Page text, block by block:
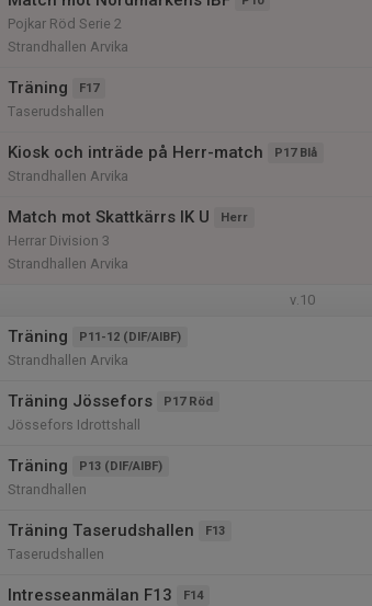
Pojkar Röd Serie 2
Strandhallen Arvika
Träning F17
Taserudshallen
Kiosk och inträde på Herr-match P17 Blå
Strandhallen Arvika
Match mot Skattkärrs IK U Herr
Herrar Division 3
Strandhallen Arvika
v.10
Träning P11-12 (DIF/AIBF)
Strandhallen Arvika
Träning Jössefors P17 Röd
Jössefors Idrottshall
Träning P13 (DIF/AIBF)
Strandhallen
Träning Taserudshallen F13
Taserudshallen
Intresseanmälan F13 F14